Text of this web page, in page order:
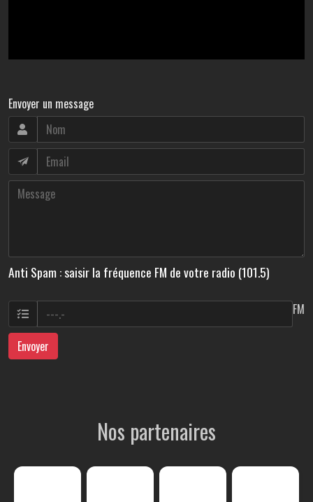
Envoyer un message
Anti Spam : saisir la fréquence FM de votre radio (101.5)
FM
Envoyer
Nos partenaires